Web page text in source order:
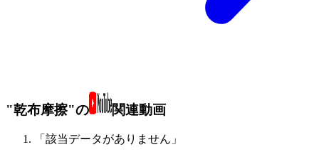
"乾布摩擦"の 関連動画
「該当データがありません」